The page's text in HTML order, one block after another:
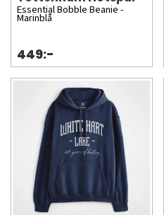
Essential Bobble Beanie -
Marinblå
449:-